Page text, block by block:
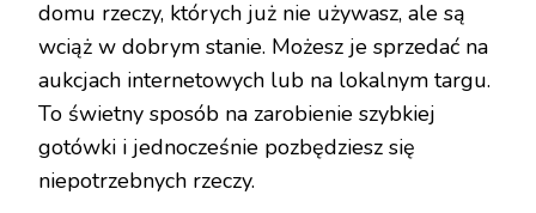
domu rzeczy, których już nie używasz, ale są
wciąż w dobrym stanie. Możesz je sprzedać na
aukcjach internetowych lub na lokalnym targu.
To świetny sposób na zarobienie szybkiej
gotówki i jednocześnie pozbędziesz się
niepotrzebnych rzeczy.